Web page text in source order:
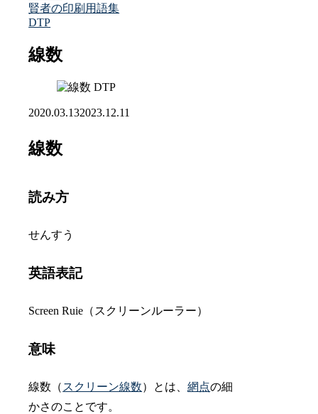
賢者の印刷用語集
DTP
線数
DTP
2020.03.132023.12.11
線数
読み方
せんすう
英語表記
Screen Ruie（スクリーンルーラー）
意味
線数（ スクリーン線数）とは、網点の細
かさのことです。